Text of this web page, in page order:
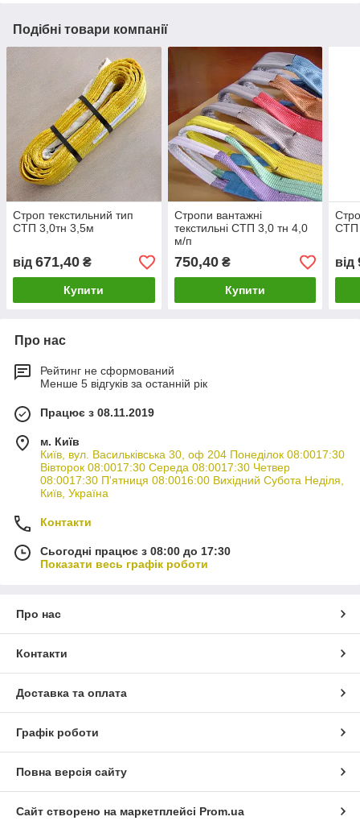
Подібні товари компанії
Строп текстильний тип
СТП 3,0тн 3,5м
від 671,40 ₴
Купити
Стропи вантажні
текстильні СТП 3,0 тн 4,0
м/п
750,40₴
Купити
СТП
від
Про нас
Рейтинг не сформований
Менше 5 відгуків за останній рік
Працює з 08.11.2019
м. Київ
Київ, вул. Васильківська 30, оф 204 Понеділок 08:0017:30
Вівторок 08:0017:30 Середа 08:0017:30 Четвер
08:0017:30 П'ятниця 08:0016:00 Вихідний Субота Неділя,
Київ, Україна
Контакти
Сьогодні працює з 08:00 до 17:30
Показати весь графік роботи
Про нас
Контакти
Доставка та оплата
Графік роботи
Повна версія сайту
Сайт створено на маркетплейсі Prom.ua